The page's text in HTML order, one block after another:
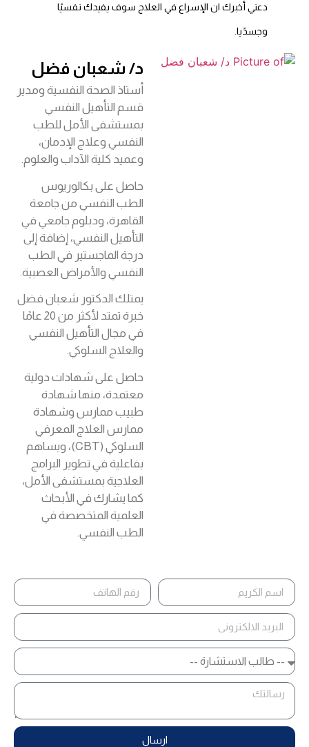
دعني أخبرك ان الإسراع في العلاج سوف يفيدك نفسيًا
وجسدًيا.
د/ شعبان فضل
أستاذ الصحة النفسية ومدير
قسم التأهيل النفسي
بمستشفى الأمل للطب
النفسي وعلاج الإدمان،
وعميد كلية الآداب والعلوم.
حاصل على بكالوريوس
الطب النفسي من جامعة
القاهرة، ودبلوم جامعي في
التأهيل النفسي، إضافة إلى
درجة الماجستير في الطب
النفسي والأمراض العصبية.
يمتلك الدكتور شعبان فضل
خبرة تمتد لأكثر من 20 عامًا
في مجال التأهيل النفسي
والعلاج السلوكي.
حاصل على شهادات دولية
معتمدة، منها شهادة
طبيب ممارس وشهادة
ممارس العلاج المعرفي
السلوكي (CBT)، ويساهم
بفاعلية في تطوير البرامج
العلاجية بمستشفى الأمل،
كما يشارك في الأبحاث
العلمية المتخصصة في
الطب النفسي.
ارسال